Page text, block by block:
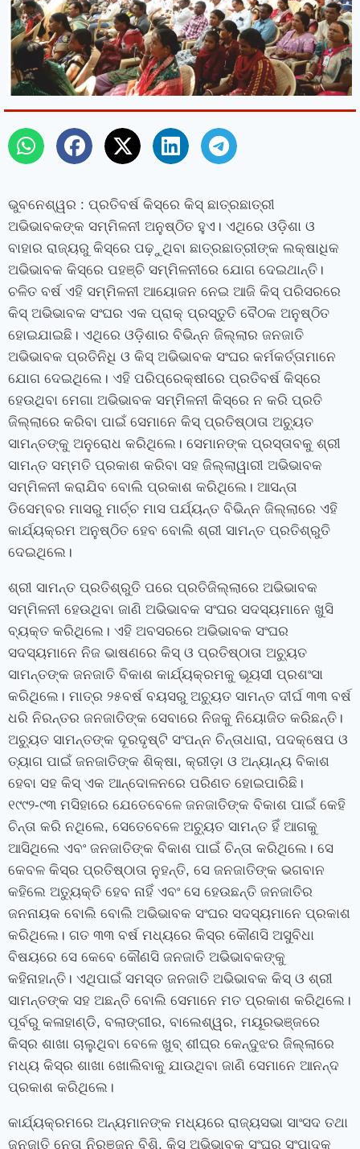
ଭୁବନେଶ୍ୱର : ପ୍ରତିବର୍ଷ କିସ୍‌ରେ କିସ୍ ଛାତ୍ରଛାତ୍ରୀ
ଅଭିଭାବକଙ୍କ ସମ୍ମିଳନୀ ଅନୁଷ୍ଠିତ ହୁଏ। ଏଥିରେ ଓଡ଼ିଶା ଓ
ବାହାର ରାଜ୍ୟରୁ କିସ୍‌ରେ ପଢ଼ୁଥିବା ଛାତ୍ରଛାତ୍ରୀଙ୍କ ଲକ୍ଷାଧିକ
ଅଭିଭାବକ କିସ୍‌ରେ ପହଞ୍ଚି ସମ୍ମିଳନୀରେ ଯୋଗ ଦେଇଥାନ୍ତି।
ଚଳିତ ବର୍ଷ ଏହି ସମ୍ମିଳନୀ ଆୟୋଜନ ନେଇ ଆଜି କିସ୍ ପରିସରରେ
କିସ୍ ଅଭିଭାବକ ସଂଘର ଏକ ପ୍ରାକ୍ ପ୍ରସ୍ତୁତି ବୈଠକ ଅନୁଷ୍ଠିତ
ହୋଇଯାଇଛି। ଏଥିରେ ଓଡ଼ିଶାର ବିଭିନ୍ନ ଜିଲ୍ଲାର ଜନଜାତି
ଅଭିଭାବକ ପ୍ରତିନିଧି ଓ କିସ୍ ଅଭିଭାବକ ସଂଘର କର୍ମକର୍ତ୍ତାମାନେ
ଯୋଗ ଦେଇଥିଲେ। ଏହି ପରିପ୍ରେକ୍ଷୀରେ ପ୍ରତିବର୍ଷ କିସ୍‌ରେ
ହେଉଥିବା ମେଗା ଅଭିଭାବକ ସମ୍ମିଳନୀ କିସ୍‌ରେ ନ କରି ପ୍ରତି
ଜିଲ୍ଲାରେ କରିବା ପାଇଁ ସେମାନେ କିସ୍ ପ୍ରତିଷ୍ଠାତା ଅଚ୍ୟୁତ
ସାମନ୍ତଙ୍କୁ ଅନୁରୋଧ କରିଥିଲେ। ସେମାନଙ୍କ ପ୍ରସ୍ତାବକୁ ଶ୍ରୀ
ସାମନ୍ତ ସମ୍ମତି ପ୍ରକାଶ କରିବା ସହ ଜିଲ୍ଲାୱାରୀ ଅଭିଭାବକ
ସମ୍ମିଳନୀ କରାଯିବ ବୋଲି ପ୍ରକାଶ କରିଥିଲେ। ଆସନ୍ତା
ଡିସେମ୍ବର ମାସରୁ ମାର୍ଚ୍ଚ ମାସ ପର୍ଯ୍ୟନ୍ତ ବିଭିନ୍ନ ଜିଲ୍ଲାରେ ଏହି
କାର୍ଯ୍ୟକ୍ରମ ଅନୁଷ୍ଠିତ ହେବ ବୋଲି ଶ୍ରୀ ସାମନ୍ତ ପ୍ରତିଶ୍ରୁତି
ଦେଇଥିଲେ।
ଶ୍ରୀ ସାମନ୍ତ ପ୍ରତିଶ୍ରୁତି ପରେ ପ୍ରତିଜିଲ୍ଲାରେ ଅଭିଭାବକ
ସମ୍ମିଳନୀ ହେଉଥିବା ଜାଣି ଅଭିଭାବକ ସଂଘର ସଦସ୍ୟମାନେ ଖୁସି
ବ୍ୟକ୍ତ କରିଥିଲେ। ଏହି ଅବସରରେ ଅଭିଭାବକ ସଂଘର
ସଦସ୍ୟମାନେ ନିଜ ଭାଷଣରେ କିସ୍ ଓ ପ୍ରତିଷ୍ଠାତା ଅଚ୍ୟୁତ
ସାମନ୍ତଙ୍କ ଜନଜାତି ବିକାଶ କାର୍ଯ୍ୟକ୍ରମକୁ ଭୂୟସୀ ପ୍ରଶଂସା
କରିଥିଲେ। ମାତ୍ର ୨୫ବର୍ଷ ବୟସରୁ ଅଚ୍ୟୁତ ସାମନ୍ତ ଦୀର୍ଘ ୩୩ ବର୍ଷ
ଧରି ନିରନ୍ତର ଜନଜାତିଙ୍କ ସେବାରେ ନିଜକୁ ନିୟୋଜିତ କରିଛନ୍ତି।
ଅଚ୍ୟୁତ ସାମନ୍ତଙ୍କ ଦୂରଦୃଷ୍ଟି ସଂପନ୍ନ ଚିନ୍ତାଧାରା, ପଦକ୍ଷେପ ଓ
ତ୍ୟାଗ ପାଇଁ ଜନଜାତିଙ୍କ ଶିକ୍ଷା, କ୍ରୀଡ଼ା ଓ ଅନ୍ୟାନ୍ୟ ବିକାଶ
ହେବା ସହ କିସ୍ ଏକ ଆନ୍ଦୋଳନରେ ପରିଣତ ହୋଇପାରିଛି।
୧୯୯୨-୯୩ ମସିହାରେ ଯେତେବେଳେ ଜନଜାତିଙ୍କ ବିକାଶ ପାଇଁ କେହି
ଚିନ୍ତା କରି ନଥିଲେ, ସେତେବେଳେ ଅଚ୍ୟୁତ ସାମନ୍ତ ହିଁ ଆଗକୁ
ଆସିଥିଲେ ଏବଂ ଜନଜାତିଙ୍କ ବିକାଶ ପାଇଁ ଚିନ୍ତା କରିଥିଲେ। ସେ
କେବଳ କିସ୍‌ର ପ୍ରତିଷ୍ଠାତା ନୁହନ୍ତି, ସେ ଜନଜାତିଙ୍କ ଭଗବାନ
କହିଲେ ଅତ୍ୟୁକ୍ତି ହେବ ନାହିଁ ଏବଂ ସେ ହେଉଛନ୍ତି ଜନଜାତିର
ଜନନାୟକ ବୋଲି ବୋଲି ଅଭିଭାବକ ସଂଘର ସଦସ୍ୟମାନେ ପ୍ରକାଶ
କରିଥିଲେ। ଗତ ୩୩ ବର୍ଷ ମଧ୍ୟରେ କିସ୍‌ର କୌଣସି ଅସୁବିଧା
ବିଷୟରେ ସେ କେବେ କୌଣସି ଜନଜାତି ଅଭିଭାବକଙ୍କୁ
କହିନାହାନ୍ତି। ଏଥିପାଇଁ ସମସ୍ତ ଜନଜାତି ଅଭିଭାବକ କିସ୍ ଓ ଶ୍ରୀ
ସାମନ୍ତଙ୍କ ସହ ଅଛନ୍ତି ବୋଲି ସେମାନେ ମତ ପ୍ରକାଶ କରିଥିଲେ।
ପୂର୍ବରୁ କଳାହାଣ୍ଡି, ବଲାଙ୍ଗୀର, ବାଲେଶ୍ୱର, ମୟୂରଭଞ୍ଜରେ
କିସ୍‍ର ଶାଖା ଚାଲୁଥିବା ବେଳେ ଖୁବ୍ ଶୀଘ୍ର କେନ୍ଦୁଝର ଜିଲ୍ଲାରେ
ମଧ୍ୟ କିସ୍‌ର ଶାଖା ଖୋଲିବାକୁ ଯାଉଥିବା ଜାଣି ସେମାନେ ଆନନ୍ଦ
ପ୍ରକାଶ କରିଥିଲେ।
କାର୍ଯ୍ୟକ୍ରମରେ ଅନ୍ୟମାନଙ୍କ ମଧ୍ୟରେ ରାଜ୍ୟସଭା ସାଂସଦ ତଥା
ଜନଜାତି ନେତା ନିରଞ୍ଜନ ବିଶି, କିସ୍ ଅଭିଭାବକ ସଂଘର ସଂପାଦକ